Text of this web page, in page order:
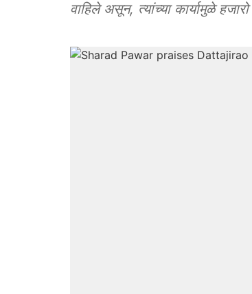
वाहिले असून, त्यांच्या कार्यामुळे